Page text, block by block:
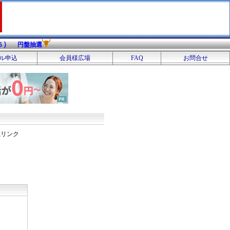
）円盤抽選
申込
会員様広場 FAQ お問合せ
ンク